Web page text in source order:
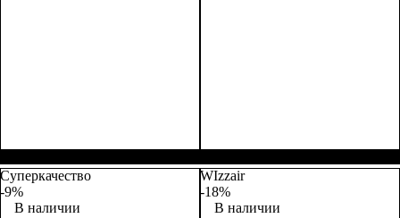
74х50х33+5
Суперкачество
-9%
В наличии
WIzzair
-18%
В наличии